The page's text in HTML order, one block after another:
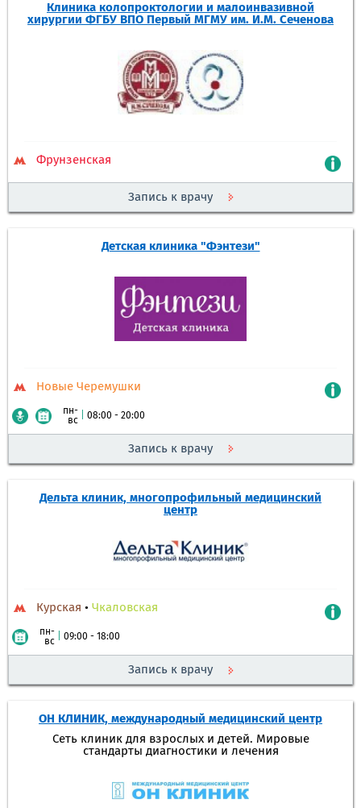
Клиника колопроктологии и малоинвазивной
хирургии ФГБУ ВПО Первый МГМУ им. И.М. Сеченова
Фрунзенская
Запись к врачу
Детская клиника "Фэнтези"
Новые Черемушки
пн-
вс
08:00 - 20:00
Запись к врачу
Дельта клиник, многопрофильный медицинский
центр
Курская • Чкаловская
пн-
вс
09:00 - 18:00
Запись к врачу
ОН КЛИНИК, международный медицинский центр
Сеть клиник для взрослых и детей. Мировые
стандарты диагностики и лечения